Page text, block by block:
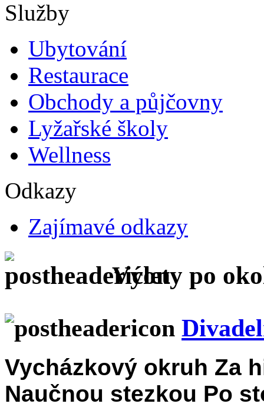
Služby
Ubytování
Restaurace
Obchody a půjčovny
Lyžařské školy
Wellness
Odkazy
Zajímavé odkazy
Výlety po
Vycházkový okruh Za
Naučnou stezkou Po